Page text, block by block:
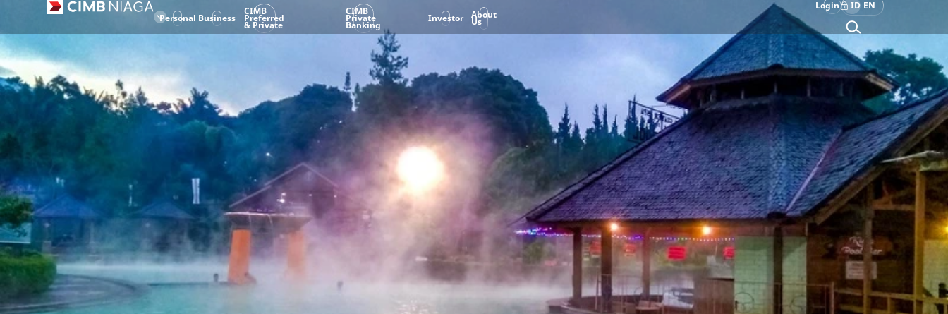
Personal Business
CIMB
Preferred
& Private
CIMB
Private
Banking
Investor About
Us
Login ID EN